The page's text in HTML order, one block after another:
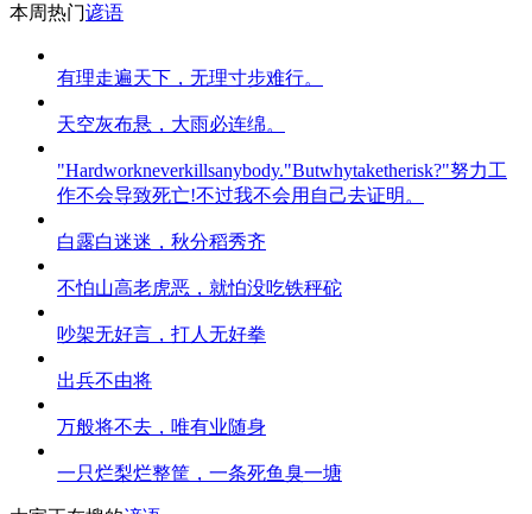
本周热门谚语
有理走遍天下，无理寸步难行。
天空灰布悬，大雨必连绵。
"Hardworkneverkillsanybody."Butwhytaketherisk?"努力工
作不会导致死亡!不过我不会用自己去证明。
白露白迷迷，秋分稻秀齐
不怕山高老虎恶，就怕没吃铁秤砣
吵架无好言，打人无好拳
出兵不由将
万般将不去，唯有业随身
一只烂梨烂整筐，一条死鱼臭一塘